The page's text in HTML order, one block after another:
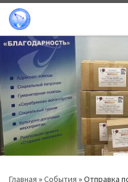
Перейти к содержимому
Главная »События »Отправка